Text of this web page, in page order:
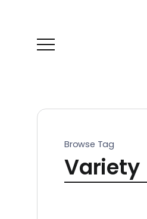
Browse Tag
Variety